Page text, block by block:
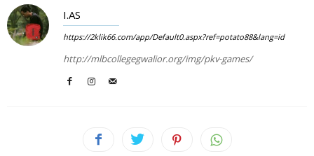
I.AS
https://2klik66.com/app/Default0.aspx?ref=potato88&lang=id
http://mlbcollegegwalior.org/img/pkv-games/